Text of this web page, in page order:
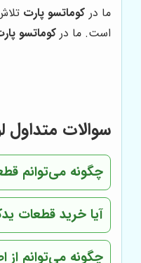
ما در کوماتسو پارت
است. ما در کوماتسو
سوالات متداول
چگونه می‌توانم
آیا خرید قطعات
چگونه می‌توانم